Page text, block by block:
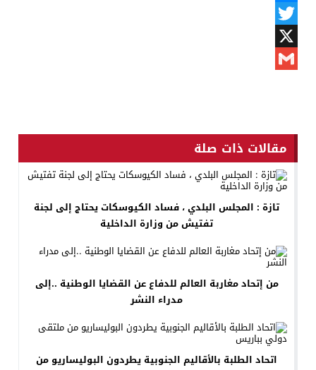
Messenger
Twitter
X
مقالات ذات صلة
تازة : المجلس البلدي ، فساد الكيوسكات يحتاج إلى لجنة
تفتيش من وزارة الداخلية
من إتحاد مغاربة العالم للدفاع عن القضايا الوطنية ..إلى
مدراء النشر
اتحاد الطلبة بالأقاليم الجنوبية يطردون البوليساريو من